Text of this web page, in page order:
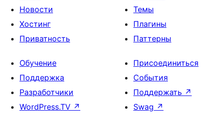
Новости
Хостинг
Приватность
Темы
Плагины
Паттерны
Обучение
Поддержка
Разработчики
WordPress.TV ↗
Присоединиться
События
Поддержать ↗
Swag ↗